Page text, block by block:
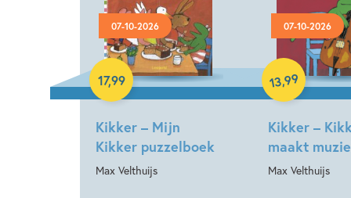
07-10-2026
Kikker – Mijn
Kikker puzzelboek
Max Velthuijs
17,99
Hardcover
07-10-2026
Kikker –
maakt
Max Velthuijs
13,99
Hardcover